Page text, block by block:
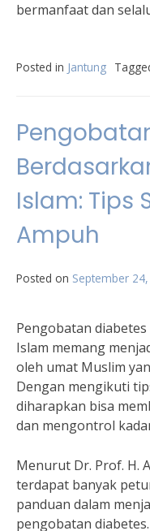
bermanfaat dan
Posted in Jantung
Islam: Tips
Ampuh
Posted on September
Pengobatan
Islam memang
oleh umat Muslim
Dengan mengikuti
diharapkan bisa
dan mengontrol
Menurut Dr. Prof. H.
terdapat banyak
panduan dalam
pengobatan